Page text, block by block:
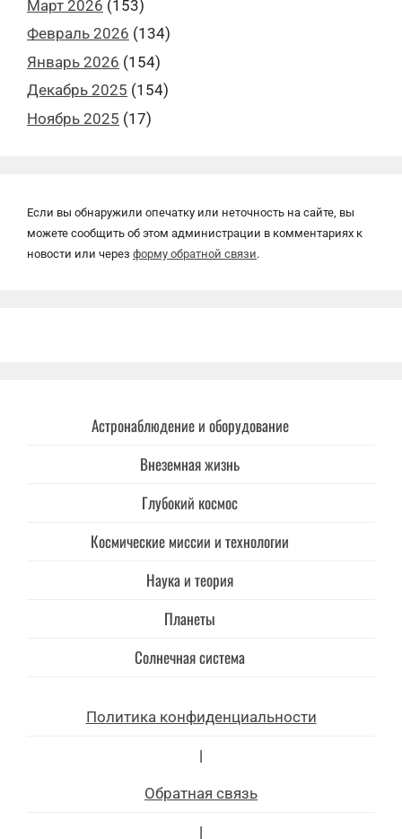
Март 2026 (153)
Февраль 2026 (134)
Январь 2026 (154)
Декабрь 2025 (154)
Ноябрь 2025 (17)
Если вы обнаружили опечатку или неточность на сайте, вы
можете сообщить об этом администрации в комментариях к
новости или через форму обратной связи.
Астронаблюдение и оборудование
Внеземная жизнь
Глубокий космос
Космические миссии и технологии
Наука и теория
Планеты
Солнечная система
Политика конфиденциальности
|
Обратная связь
|